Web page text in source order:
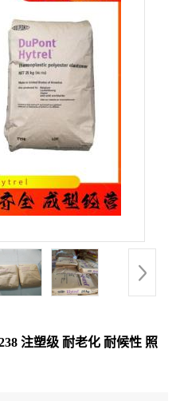
注塑级 耐老化 耐候性 照